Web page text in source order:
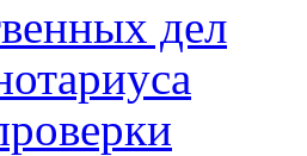
дел